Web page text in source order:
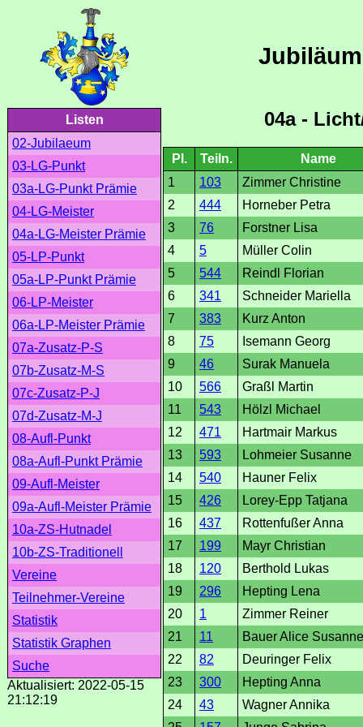
Listen
02-Jubilaeum
03-LG-Punkt
03a-LG-Punkt Prämie
04-LG-Meister
04a-LG-Meister Prämie
05-LP-Punkt
05a-LP-Punkt Prämie
06-LP-Meister
06a-LP-Meister Prämie
07a-Zusatz-P-S
07b-Zusatz-M-S
07c-Zusatz-P-J
07d-Zusatz-M-J
08-Aufl-Punkt
08a-Aufl-Punkt Prämie
09-Aufl-Meister
09a-Aufl-Meister Prämie
10a-ZS-Hutnadel
10b-ZS-Traditionell
Vereine
Teilnehmer-Vereine
Statistik
Statistik Graphen
Suche
Aktualisiert: 2022-05-15
21:12:19
04a -
Pl. Teiln.
Name
1
103
Zimmer Christine
2
444
Horneber Petra
3
76
Forstner Lisa
4
5
Müller Colin
5
544
Reindl Florian
6
341
Schneider Mariella
7
383
Kurz Anton
8
75
Isemann Georg
9
46
Surak Manuela
10
566
Graßl Martin
11
543
Hölzl Michael
12
471
Hartmair Markus
13
593
Lohmeier Susanne
14
540
Hauner Felix
15
426
Lorey-Epp Tatjana
16
437
Rottenfußer Anna
17
199
Mayr Christian
18
120
Berthold Lukas
19
296
Hepting Lena
20
1
Zimmer Reiner
21
11
Bauer Alice Susanne
22
82
Deuringer Felix
23
300
Hepting Anna
24
43
Wagner Annika